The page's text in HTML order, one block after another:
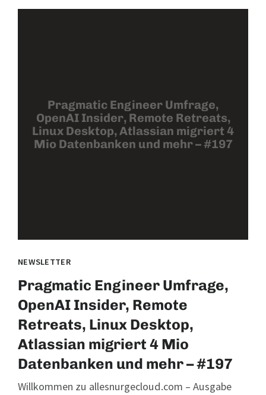
Pragmatic Engineer Umfrage,
OpenAI Insider, Remote Retreats,
Linux Desktop, Atlassian migriert 4
Mio Datenbanken und mehr – #197
NEWSLETTER
Pragmatic Engineer Umfrage,
OpenAI Insider, Remote
Retreats, Linux Desktop,
Atlassian migriert 4 Mio
Datenbanken und mehr – #197
Willkommen zu allesnurgecloud.com – Ausgabe